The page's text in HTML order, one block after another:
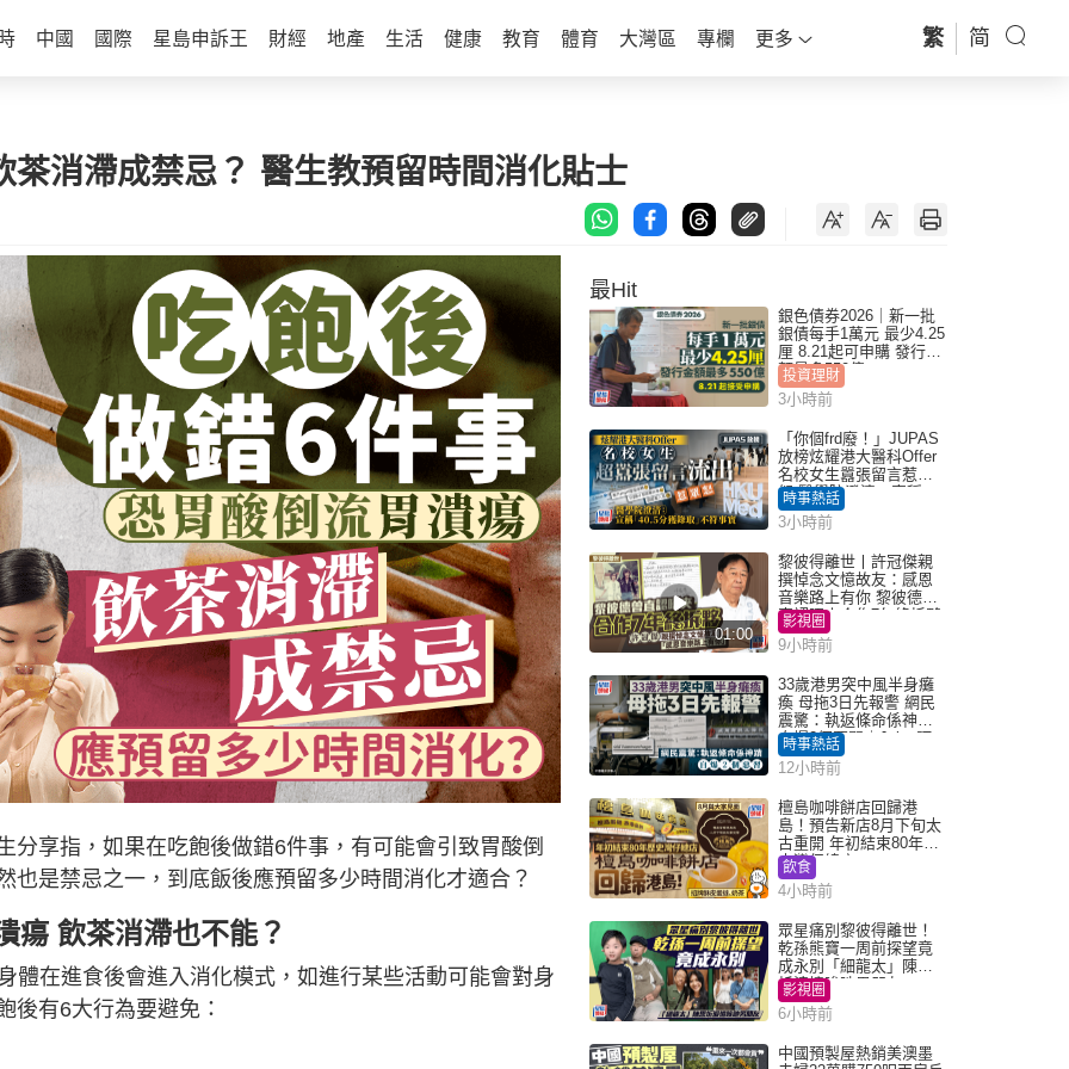
中國 國際 星島申訴王 財經 地產 生活 健康 教育 體育 大灣區 專欄 更多 繁 简
消滯成禁忌？ 醫生教預留時間消化貼士
分享指，如果在吃飽後做錯6件事，有可能會引致胃酸倒
也是禁忌之一，到底飯後應預留多少時間消化才適合？
瘍 飲茶消滯也不能？
體在進食後會進入消化模式，如進行某些活動可能會對身
後有6大行為要避免：
最Hit
銀色債券2026｜新一批
銀債每手1萬元 最少4.25
厘 8.21起可申購 發行金
額最多550億
投資理財
3小時前
「你個frd廢！」JUPAS
放榜炫耀港大醫科Offer
名校女生囂張留言惹眾
怒 醫學院澄清：宣稱
「40.5分獲錄取」不符事
實｜Juicy叮
時事熱話
3小時前
01:00
黎彼得離世丨許冠傑親
撰悼念文憶故友：感恩
音樂路上有你 黎彼德曾
直認唔夾合作7年終拆夥
影視圈
9小時前
33歲港男突中風半身癱
瘓 母拖3日先報警 網民
震驚：執返條命係神蹟
自爆2個惡習｜Juicy叮
時事熱話
12小時前
檀島咖啡餅店回歸港
島！預告新店8月下旬太
古重開 年初結束80年歷
史灣仔總店
飲食
4小時前
眾星痛別黎彼得離世！
乾孫熊寶一周前探望竟
成永別「細龍太」陳思
圻淚憶唉吔男朋友
影視圈
6小時前
中國預製屋熱銷美澳墨